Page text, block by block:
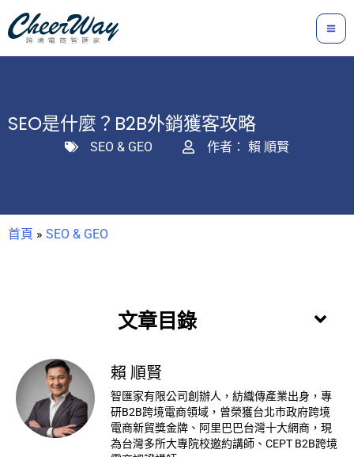
至
主
容SEO是什麼？B2B外銷獲客攻略
SEO & GEO 作者： 賴 順賢
首頁 » SEO & GEO
文章目錄
賴 順賢
智匯家有限公司創辦人，紡織傳產業出身，專
研B2B跨境電商領域，曾榮獲台北市政府跨境
電商新貿獎金牌、阿里巴巴台灣十大網商，現
為台灣多所大專院校邀約講師、CEPT B2B跨境